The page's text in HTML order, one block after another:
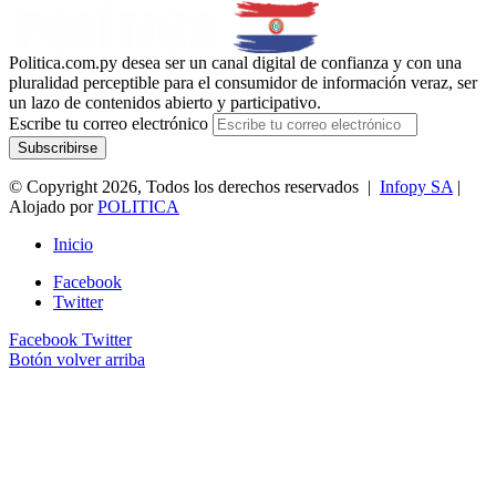
Politica.com.py desea ser un canal digital de confianza y con una
pluralidad perceptible para el consumidor de información veraz, ser
un lazo de contenidos abierto y participativo.
Escribe tu correo electrónico
© Copyright 2026, Todos los derechos reservados | Infopy SA |
Alojado porPOLITICA
Inicio
Facebook
Twitter
Facebook Twitter
Botón volver arriba